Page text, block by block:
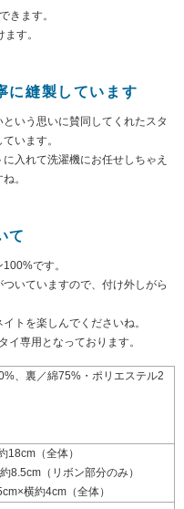
きます。
す。
に縫製しています
いう思いに賛同してくれたスタ
います。
入れて洗濯機にお任せしちゃえ
。
て
です。
いていますので、付け外しがら
トを楽しんでくださいね。
専用となっております。
、裏／綿75%・ポリエステル2
18cm（全体）
8.5cm（リボン部分のみ）
横約4cm（全体）